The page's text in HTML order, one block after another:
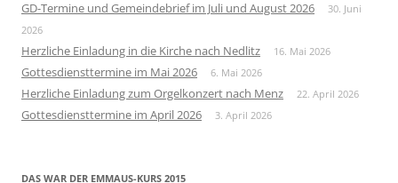
GD-Termine und Gemeindebrief im Juli und August 2026
30. Juni
2026
Herzliche Einladung in die Kirche nach Nedlitz 16. Mai 2026
Gottesdiensttermine im Mai 2026 6. Mai 2026
Herzliche Einladung zum Orgelkonzert nach Menz 22. April 2026
Gottesdiensttermine im April 2026 3. April 2026
DAS WAR DER EMMAUS-KURS 2015